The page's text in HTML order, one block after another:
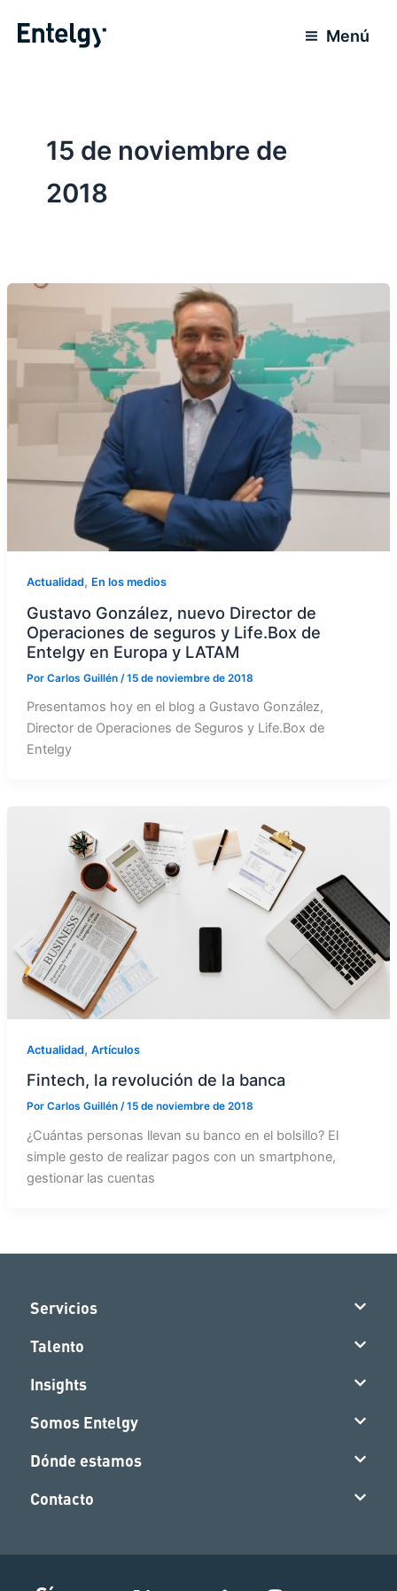
Menú
15 de noviembre de
2018
Actualidad, En los medios
Gustavo González, nuevo Director de
Operaciones de seguros y Life.Box de
Entelgy en Europa y LATAM
Por Carlos Guillén /15 de noviembre de 2018
Presentamos hoy en el blog a Gustavo González,
Director de Operaciones de Seguros y Life.Box de
Entelgy
Actualidad, Artículos
Fintech, la revolución de la banca
Por Carlos Guillén /15 de noviembre de 2018
¿Cuántas personas llevan su banco en el bolsillo? El
simple gesto de realizar pagos con un smartphone,
gestionar las cuentas
Servicios
Talento
Insights
Somos Entelgy
Dónde estamos
Contacto